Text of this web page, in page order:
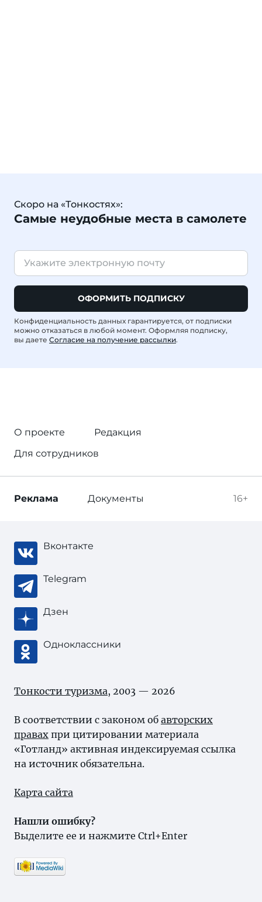
Скоро на «Тонкостях»:
Самые неудобные места в самолете
ОФОРМИТЬ ПОДПИСКУ
Конфиденциальность данных гарантируется, от подписки
можно отказаться в любой момент. Оформляя подписку,
вы даете Согласие на получение рассылки.
О проекте
Редакция
Для сотрудников
16+
Реклама Документы
Вконтакте
Telegram
Дзен
Одноклассники
Тонкости туризма, 2003 — 2026
В соответствии с законом об авторских
правах при цитировании материала
«Готланд» активная индексируемая ссылка
на источник обязательна.
Карта сайта
Нашли ошибку?
Выделите ее и нажмите Ctrl+Enter